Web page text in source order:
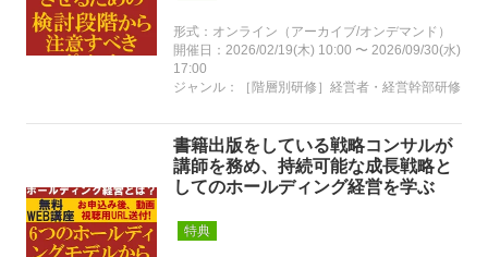
形式：オンライン（アーカイブ/オンデマンド）
開催日：2026/02/19(木) 10:00 〜 2026/09/30(水)
17:00
ジャンル：［階層別研修］経営者・経営幹部研修
書籍出版をしている戦略コンサルが
講師を務め、持続可能な成長戦略と
してのホールディング経営を学ぶ
特典